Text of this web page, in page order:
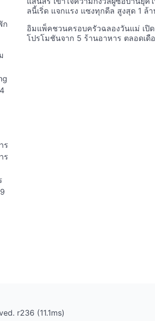
ก
ร
ร
ลนี้เริ่ด แจกแรง แซงทุกดีล สูงสุด 1 ล้
อิมแพ็คชวนครอบครัวฉลองวันแม่ เปิ
โปรโมชันจาก 5 ร้านอาหาร ตลอดเดื
r236 (11.1ms)